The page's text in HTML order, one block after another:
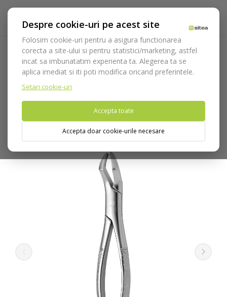
Despre cookie-uri pe acest site
Folosim cookie-uri pentru a asigura functionarea
corecta a site-ului si pentru statistici/marketing, astfel
incat sa imbunatatim experienta ta. Alegerea ta se
aplica imediat si iti poti modifica oricand preferintele.
Setari cookie-uri
Accepta toate
Accepta doar cookie-urile necesare
Acasa Instrumentar
Chirurgie si implantologie
Instrumentar extractie
Clesti Molari
Cleste extractie cod
2650/53-R
Nu puteti plasa comenzi din tara din care accesati website-ul
(United States).